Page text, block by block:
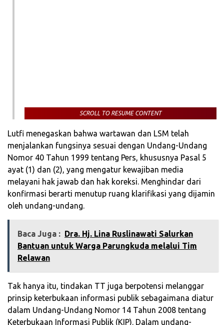
SCROLL TO RESUME CONTENT
Lutfi menegaskan bahwa wartawan dan LSM telah
menjalankan fungsinya sesuai dengan Undang-Undang
Nomor 40 Tahun 1999 tentang Pers, khususnya Pasal 5
ayat (1) dan (2), yang mengatur kewajiban media
melayani hak jawab dan hak koreksi. Menghindar dari
konfirmasi berarti menutup ruang klarifikasi yang dijamin
oleh undang-undang.
Baca Juga : ‎Dra. Hj. Lina Ruslinawati Salurkan
Bantuan untuk Warga Parungkuda melalui Tim
Relawan
Tak hanya itu, tindakan TT juga berpotensi melanggar
prinsip keterbukaan informasi publik sebagaimana diatur
dalam Undang-Undang Nomor 14 Tahun 2008 tentang
Keterbukaan Informasi Publik (KIP). Dalam undang-